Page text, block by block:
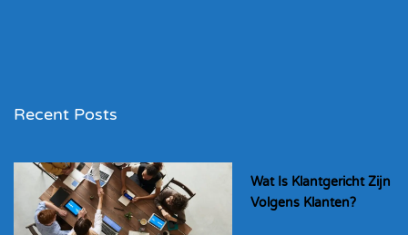
Recent Posts
Wat Is Klantgericht Zijn
Volgens Klanten?